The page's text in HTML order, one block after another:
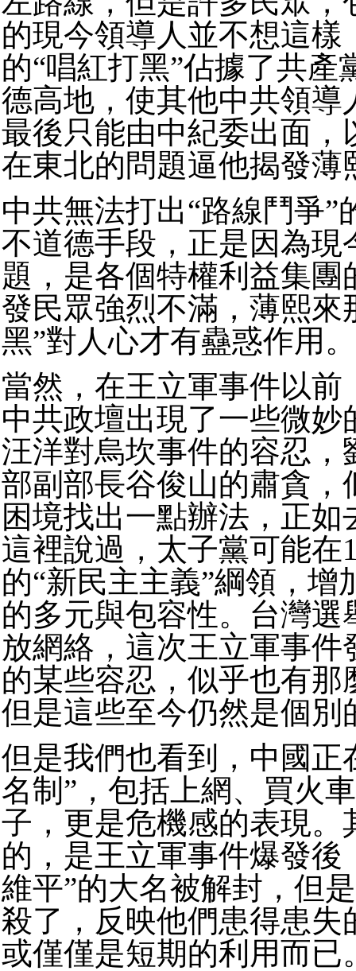
的現今領導人並不想這樣
的“唱紅打黑”佔據了共產
德高地，使其他中共領導
最後只能由中紀委出面，
在東北的問題逼他揭發薄
中共無法打出“路線鬥爭”
不道德手段，正是因為現
題，是各個特權利益集團
發民眾強烈不滿，薄熙來
黑”對人心才有蠱惑作用。
當然，在王立軍事件以前
中共政壇出現了一些微妙
汪洋對烏坎事件的容忍，
部副部長谷俊山的肅貪，
困境找出一點辦法，正如
這裡說過，太子黨可能在
的“新民主主義”綱領，增
的多元與包容性。台灣選
放網絡，這次王立軍事件
的某些容忍，似乎也有那
但是這些至今仍然是個別
但是我們也看到，中國正
名制”，包括上網、買火
子，更是危機感的表現。
的，是王立軍事件爆發後
維平”的大名被解封，但
殺了，反映他們患得患失
或僅僅是短期的利用而已